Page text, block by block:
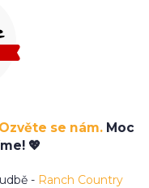
Ozvěte se nám. Moc
💖
- Ranch Country